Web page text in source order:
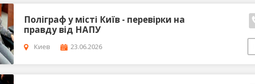
Поліграф у місті Київ - перевірки на
правду від НАПУ
Киев 23.06.2026